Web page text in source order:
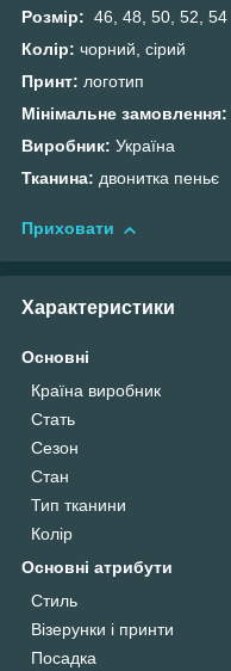
Розмір: 46, 48, 50, 52, 54
Колір: чорний, сірий
Принт: логотип
Мінімальне замовлення:
Виробник: Україна
Тканина: двонитка пеньє
Приховати
Характеристики
Основні
Країна виробник
Стать
Сезон
Стан
Тип тканини
Колір
Основні атрибути
Стиль
Візерунки і принти
Посадка